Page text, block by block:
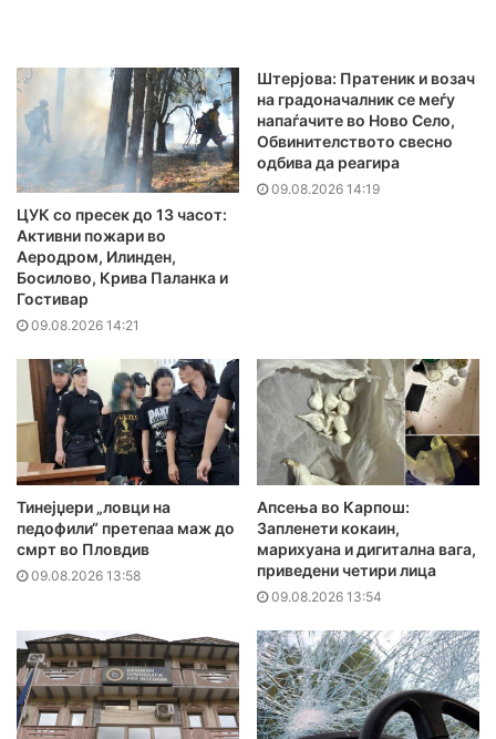
ЦУК со пресек до 13 часот:
Активни пожари во
Аеродром, Илинден,
Босилово, Крива Паланка и
Гостивар
09.08.2026 14:21
Штерјова: Пратеник и возач
на градоначалник се меѓу
напаѓачите во Ново Село,
Обвинителството свесно
одбива да реагира
09.08.2026 14:19
Тинејџери „ловци на
педофили“ претепаа маж до
смрт во Пловдив
09.08.2026 13:58
Апсења во Карпош:
Запленети кокаин,
марихуана и дигитална вага,
приведени четири лица
09.08.2026 13:54